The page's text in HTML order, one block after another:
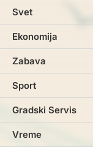
Svet
Ekonomija
Zabava
Sport
Gradski Servis
Vreme